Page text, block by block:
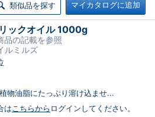
類似品を探す マイカタログに追加
ックオイル 1000g
品の記載を参照
ルミルズ
物油脂にたっぷり溶け込ませ...
はこちらから ログインしてください。